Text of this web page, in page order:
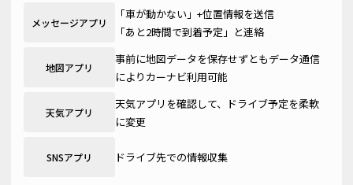
メッセージアプリ
「車が動かない」+位置情報を送信
「あと2時間で到着予定」と連絡
地図アプリ
事前に地図データを保存せずともデータ通信
によりカーナビ利用可能
天気アプリ
天気アプリを確認して、ドライブ予定を柔軟
に変更
SNSアプリ ドライブ先での情報収集